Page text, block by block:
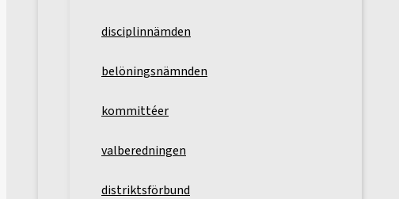
disciplinnämden
belöningsnämnden
kommittéer
valberedningen
distriktsförbund